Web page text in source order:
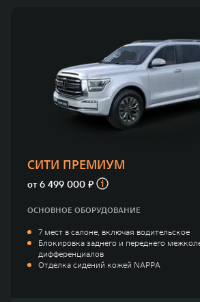
СИТИ ПРЕМИУМ
от6 499 000 ₽
ОСНОВНОЕ ОБОРУДОВАНИЕ
7 мест в салоне, включая водительское
Блокировка заднего и переднего
дифференциалов
Отделка сидений кожей NAPPA